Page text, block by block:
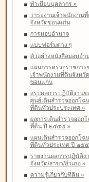
ทำเนียบบุคลากร »
วาระงานเจ้าพนักงาน
จังหวัดขอนแก่น
การมอบอำนาจ
แบบฟอร์มต่าง ๆ
ตัวอย่างหนังสือมอบอำ
แผนการตรวจราชการ
เจ้าพนักงานที่ดินจังหวัด
ขอนแก่น
สรุปผลการปฏิบัติงานข
ศูนย์เดินสำรวจออกโฉ
ที่ดินทั่วประประเทศ »
ผลการเดินสำรวจออก
ที่ดิน ปี ๒๕๕๕ »
แผนเดินสำรวจออกโฉ
ที่ดินทั่วประเทศ ปี ๒๕
รายงานผลการปฏิบัติง
จังหวัด/สาขา/อำเภอ »
ความรู้เกี่ยวกับที่ดิน »